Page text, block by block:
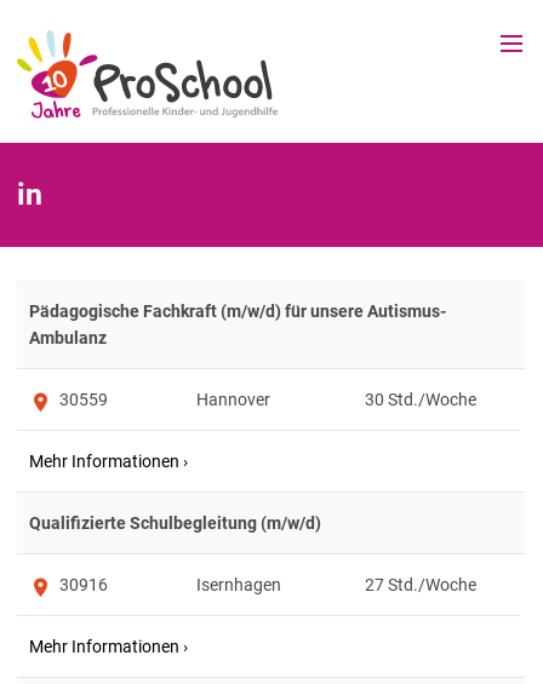
in
Pädagogische Fachkraft (m/w/d) für unsere Autismus-
Ambulanz
30559 Hannover 30
Qualifizierte Schulbegleitung (m/w/d)
30916 Isernhagen 27